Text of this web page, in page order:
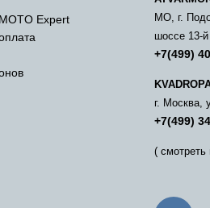
Expert
МО, г.
шоссе 13-
+7(499)
г. Москва,
+7(499)
( смотреть